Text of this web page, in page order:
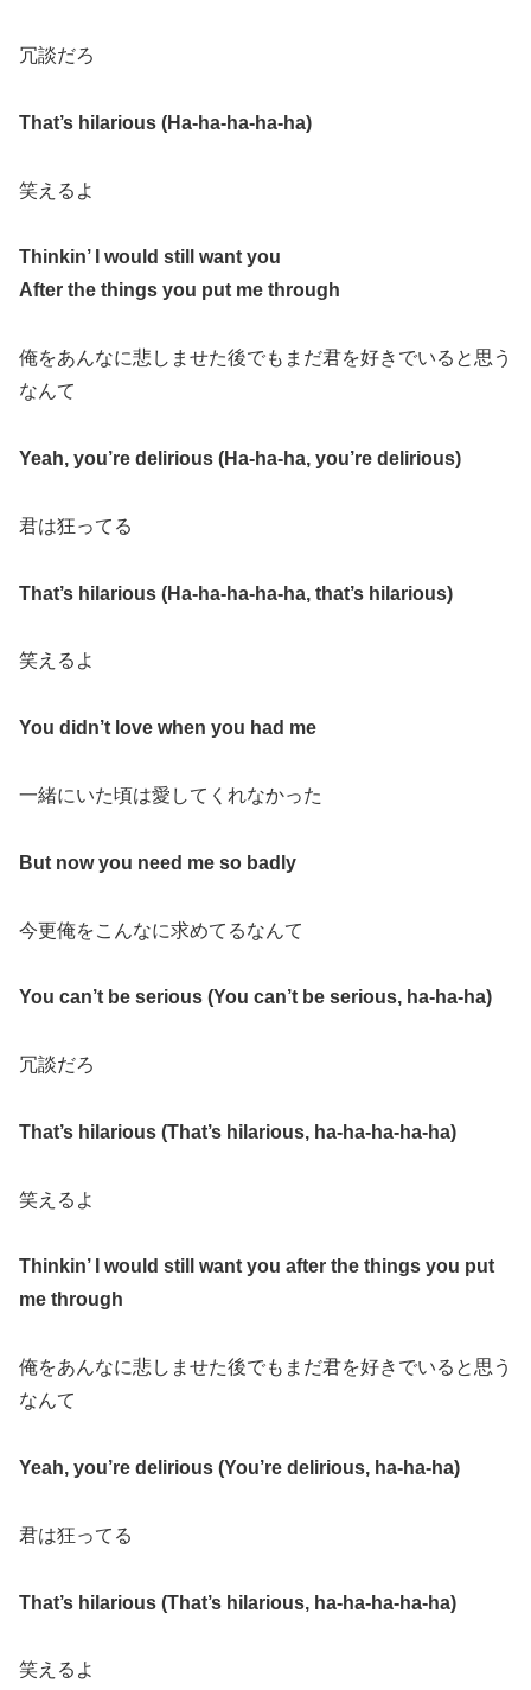
冗談だろ
That’s hilarious (Ha-ha-ha-ha-ha)
笑えるよ
Thinkin’ I would still want you
After the things you put me through
俺をあんなに悲しませた後でもまだ君を好きでいると思う
なんて
Yeah, you’re delirious (Ha-ha-ha, you’re delirious)
君は狂ってる
That’s hilarious (Ha-ha-ha-ha-ha, that’s hilarious)
笑えるよ
You didn’t love when you had me
一緒にいた頃は愛してくれなかった
But now you need me so badly
今更俺をこんなに求めてるなんて
You can’t be serious (You can’t be serious, ha-ha-ha)
冗談だろ
That’s hilarious (That’s hilarious, ha-ha-ha-ha-ha)
笑えるよ
Thinkin’ I would still want you after the things you put
me through
俺をあんなに悲しませた後でもまだ君を好きでいると思う
なんて
Yeah, you’re delirious (You’re delirious, ha-ha-ha)
君は狂ってる
That’s hilarious (That’s hilarious, ha-ha-ha-ha-ha)
笑えるよ